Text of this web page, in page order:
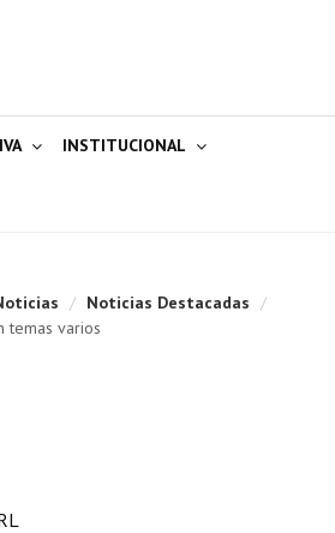
INSTITUCIONAL
/ Noticias Destacadas /
temas varios